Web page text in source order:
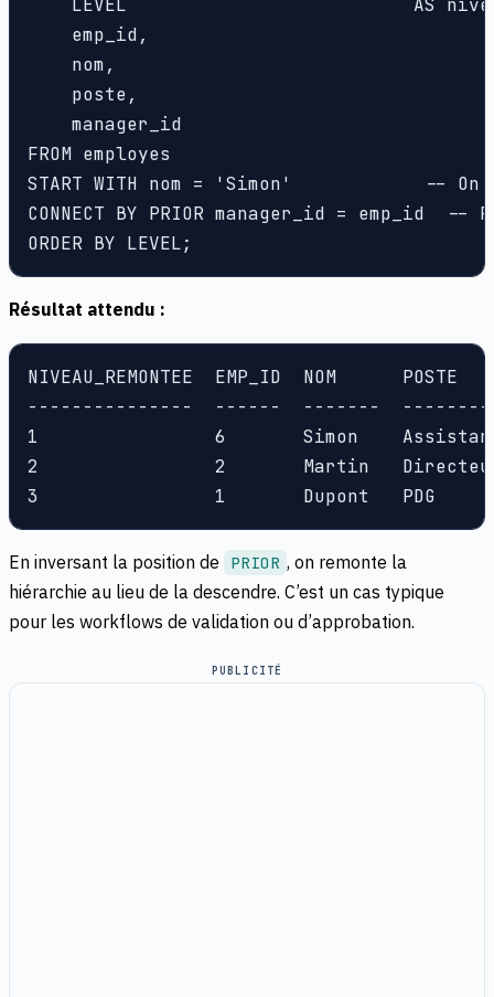
LEVEL                          AS
    emp_id,
    nom,
    poste,
    manager_id
FROM employes
START WITH nom = 'Simon'            --
CONNECT BY PRIOR manager_id = emp_id
ORDER BY LEVEL;
Résultat attendu :
NIVEAU_REMONTEE  EMP_ID  NOM      POSTE
---------------  ------  -------
1                6       Simon    Assistant
2                2       Martin   Directeur
3                1       Dupont   PDG
En inversant la position de PRIOR , on remonte la
hiérarchie au lieu de la descendre. C’est un cas typique
pour les workflows de validation ou d’approbation.
PUBLICITÉ